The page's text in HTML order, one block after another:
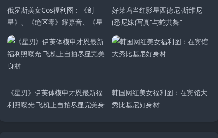
俄罗斯美女Cos福利图：《剑
星》、《绝区零》耀嘉音、《星
穹铁道》飞霄、《原神》迪希
雅、《鸣潮》
好莱坞当红影星西德尼·斯维尼
(悉尼妹)写真“与蛇共舞”
《星刃》伊芙体模申才恩最新福
利照曝光 飞机上自拍尽显完美身
韩国网红美女福利图：在宾馆大
秀比基尼好身材